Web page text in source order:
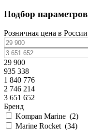
Подбор параметров
Розничная цена в России
29 900
935 338
1 840 776
2 746 214
3 651 652
Бренд
Kompan Marine (2)
Marine Rocket (34)